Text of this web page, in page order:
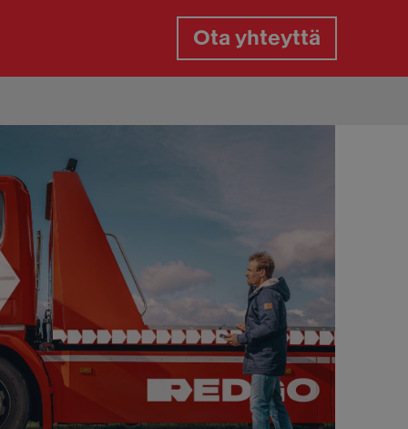
Ota yhteyttä
päivystys
paikkaus tien päällä
tien päällä
vaihto kotipihassa